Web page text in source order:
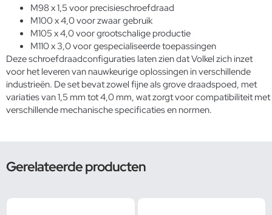
M98 x 1,5 voor precisieschroefdraad
M100 x 4,0 voor zwaar gebruik
M105 x 4,0 voor grootschalige productie
M110 x 3,0 voor gespecialiseerde toepassingen
Deze schroefdraadconfiguraties laten zien dat Volkel zich inzet
voor het leveren van nauwkeurige oplossingen in verschillende
industrieën. De set bevat zowel fijne als grove draadspoed, met
variaties van 1,5 mm tot 4,0 mm, wat zorgt voor compatibiliteit met
verschillende mechanische specificaties en normen.
Gerelateerde producten